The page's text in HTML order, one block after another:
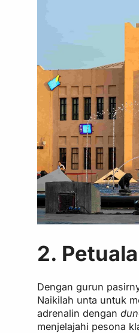
2.
Dengan gurun
Naikilah unta untuk
adrenalin dengan
menjelajahi pesona